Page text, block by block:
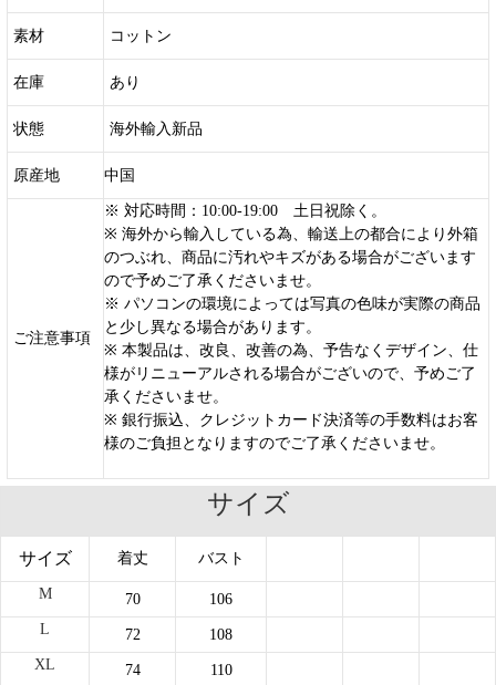
素材 コットン
在庫 あり
状態 海外輸入新品
原産地 中国
ご注意事項
※ 対応時間：10:00-19:00 土日祝除く。
※ 海外から輸入している為、輸送上の都合により外箱
のつぶれ、商品に汚れやキズがある場合がございます
ので予めご了承くださいませ。
※ パソコンの環境によっては写真の色味が実際の商品
と少し異なる場合があります。
※ 本製品は、改良、改善の為、予告なくデザイン、仕
様がリニューアルされる場合がございので、予めご了
承くださいませ。
※ 銀行振込、クレジットカード決済等の手数料はお客
様のご負担となりますのでご了承くださいませ。
サイズ
サイズ 着丈 バスト
M 70
106
L
72
108
XL
74 110